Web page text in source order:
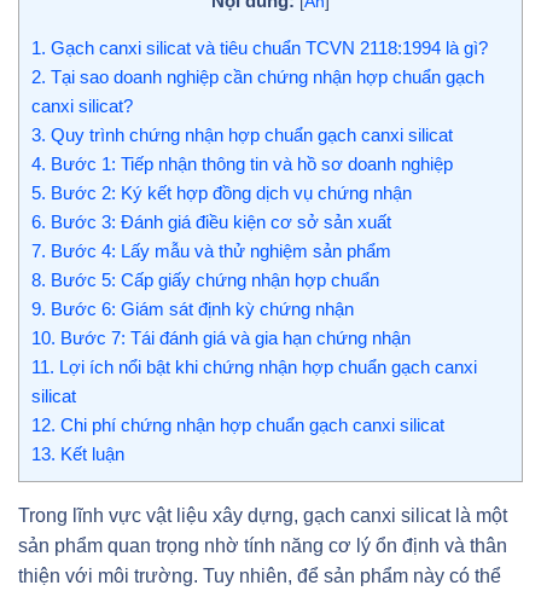
1. Gạch canxi silicat và tiêu chuẩn TCVN 2118:1994 là gì?
2. Tại sao doanh nghiệp cần chứng nhận hợp chuẩn gạch
canxi silicat?
3. Quy trình chứng nhận hợp chuẩn gạch canxi silicat
4. Bước 1: Tiếp nhận thông tin và hồ sơ doanh nghiệp
5. Bước 2: Ký kết hợp đồng dịch vụ chứng nhận
6. Bước 3: Đánh giá điều kiện cơ sở sản xuất
7. Bước 4: Lấy mẫu và thử nghiệm sản phẩm
8. Bước 5: Cấp giấy chứng nhận hợp chuẩn
9. Bước 6: Giám sát định kỳ chứng nhận
10. Bước 7: Tái đánh giá và gia hạn chứng nhận
11. Lợi ích nổi bật khi chứng nhận hợp chuẩn gạch canxi
silicat
12. Chi phí chứng nhận hợp chuẩn gạch canxi silicat
13. Kết luận
Trong lĩnh vực vật liệu xây dựng, gạch canxi silicat là một
sản phẩm quan trọng nhờ tính năng cơ lý ổn định và thân
thiện với môi trường. Tuy nhiên, để sản phẩm này có thể